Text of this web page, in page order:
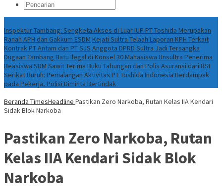
Inspektur Tambang: Sengketa Akses di Luar IUP PT Toshida Merupakan
Ranah APH dan Gakkum ESDM Kejati Sultra Telaah Laporan KPH Terkait
Kontrak PT Antam dan PT SJS Anggota DPRD Sultra Jadi Tersangka
Dugaan Tambang Batu Ilegal di Konsel30 Mahasiswa Unsultra Penerima
Beasiswa SDM Sawit Terima Buku Tabungan dan Polis Asuransi dari BSI
Serikat Buruh: Pemalangan Aktivitas PT Toshida Indonesia Berdampak
pada Pekerja, Polisi Diminta Bertindak
Beranda TimesHeadline Pastikan Zero Narkoba, Rutan Kelas IIA Kendari
Sidak Blok Narkoba
Pastikan Zero Narkoba, Rutan
Kelas IIA Kendari Sidak Blok
Narkoba